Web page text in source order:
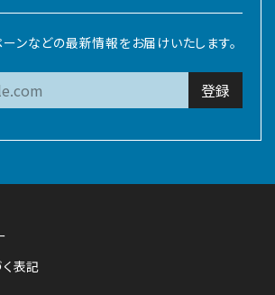
ンなどの最新情報をお届けいたします。
登録
表記